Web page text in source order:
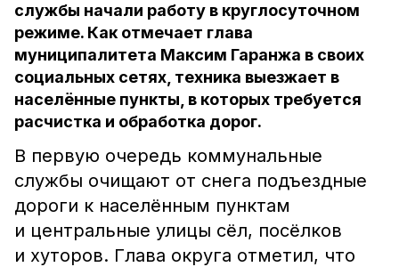
службы начали работу в круглосуточном
режиме. Как отмечает глава
муниципалитета Максим Гаранжа в своих
социальных сетях, техника выезжает в
населённые пункты, в которых требуется
расчистка и обработка дорог.
В первую очередь коммунальные
службы очищают от снега подъездные
дороги к населённым пунктам
и центральные улицы сёл, посёлков
и хуторов. Глава округа отметил, что